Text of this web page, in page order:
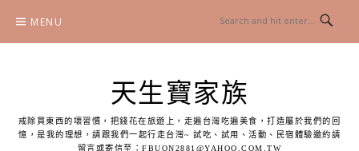
content
MENU
天生寶家族
戒除買東西的壞習慣，把錢花在旅遊上，走遍台灣吃遍美食，打造屬於我們的回
憶，是我的理想，請跟我們一起行走台灣~ 試吃、試用、活動、民宿體驗邀約請
留言或寄信至：FBUON2881@YAHOO.COM.TW